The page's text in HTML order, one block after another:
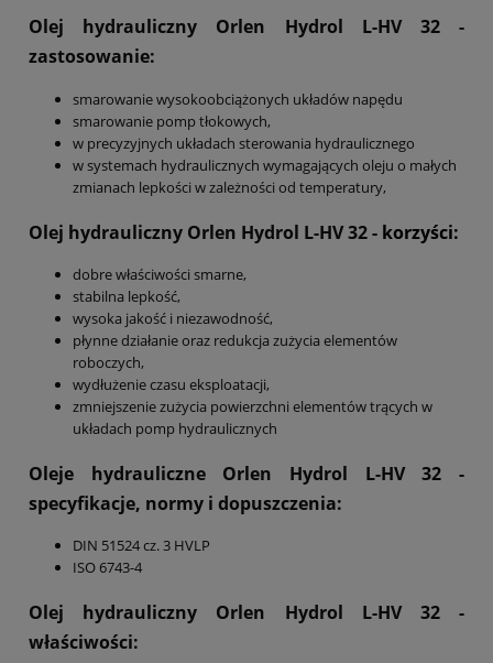
Olej hydrauliczny Orlen Hydrol L-HV 32 -
zastosowanie:
smarowanie wysokoobciążonych układów napędu
smarowanie pomp tłokowych,
w precyzyjnych układach sterowania hydraulicznego
w systemach hydraulicznych wymagających oleju o małych
zmianach lepkości w zależności od temperatury,
Olej hydrauliczny Orlen Hydrol L-HV 32- korzyści:
dobre właściwości smarne,
stabilna lepkość,
wysoka jakość i niezawodność,
płynne działanie oraz redukcja zużycia elementów
roboczych,
wydłużenie czasu eksploatacji,
zmniejszenie zużycia powierzchni elementów trących w
układach pomp hydraulicznych
Oleje hydrauliczne Orlen Hydrol L-HV 32 -
specyfikacje, normy i dopuszczenia:
DIN 51524 cz. 3 HVLP
ISO 6743-4
Olej hydrauliczny Orlen Hydrol L-HV 32 -
właściwości: